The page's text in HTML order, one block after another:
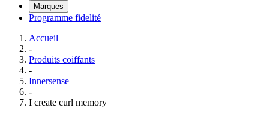
Marques
Programme fidelité
Accueil
-
Produits coiffants
-
Innersense
-
I create curl memory